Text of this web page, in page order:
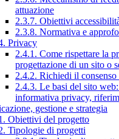
attuazione
2.3.7. Obiettivi
2.3.8. Normativa e
Privacy
2.4.1. Come rispettare la
progettazione di un sito o
2.4.2. Richiedi il consenso
2.4.3. Le basi del sito
informativa privacy,
gestione e strategia
Obiettivi del progetto
Tipologie di progetti